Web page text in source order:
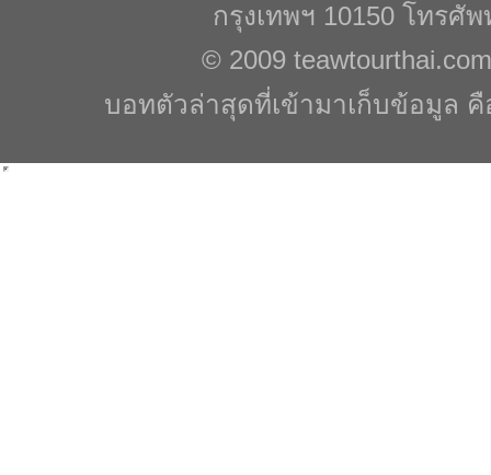
กรุงเทพฯ 10150 โทรศั
© 2009 teawtourthai.com
บอทตัวล่าสุดที่เข้ามาเก็บข้อมูล คื